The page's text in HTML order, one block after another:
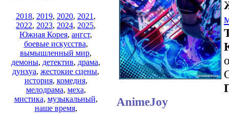
2018, 2019, 2020, 2021 ,
2022, 2023, 2024, 2025,
Южная Корея, ангст,
боевые искусства,
вымышленный мир,
демоны, детектив, драма,
дунхуа, жестокие сцены,
история, комедия,
мелодрама, меха,
мистика, музыкальный,
наше время,
AnimeJoy